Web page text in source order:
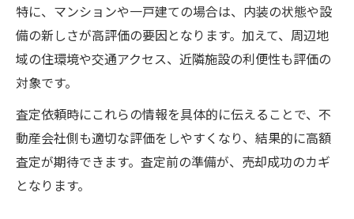
特に、マンションや一戸建ての場合は、内装の状態や設
備の新しさが高評価の要因となります。加えて、周辺地
域の住環境や交通アクセス、近隣施設の利便性も評価の
対象です。
査定依頼時にこれらの情報を具体的に伝えることで、不
動産会社側も適切な評価をしやすくなり、結果的に高額
査定が期待できます。査定前の準備が、売却成功のカギ
となります。